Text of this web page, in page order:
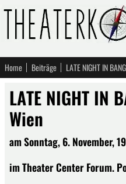
Home Beiträge
LATE NIGHT IN
Wien
am Sonntag, 6. November,
im Theater Center Forum.